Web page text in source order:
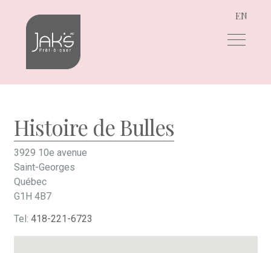
Aller
navigation
Aller
contenu
EN
Histoire de Bulles
3929 10e avenue
Saint-Georges
Québec
G1H 4B7
Tel: 418-221-6723